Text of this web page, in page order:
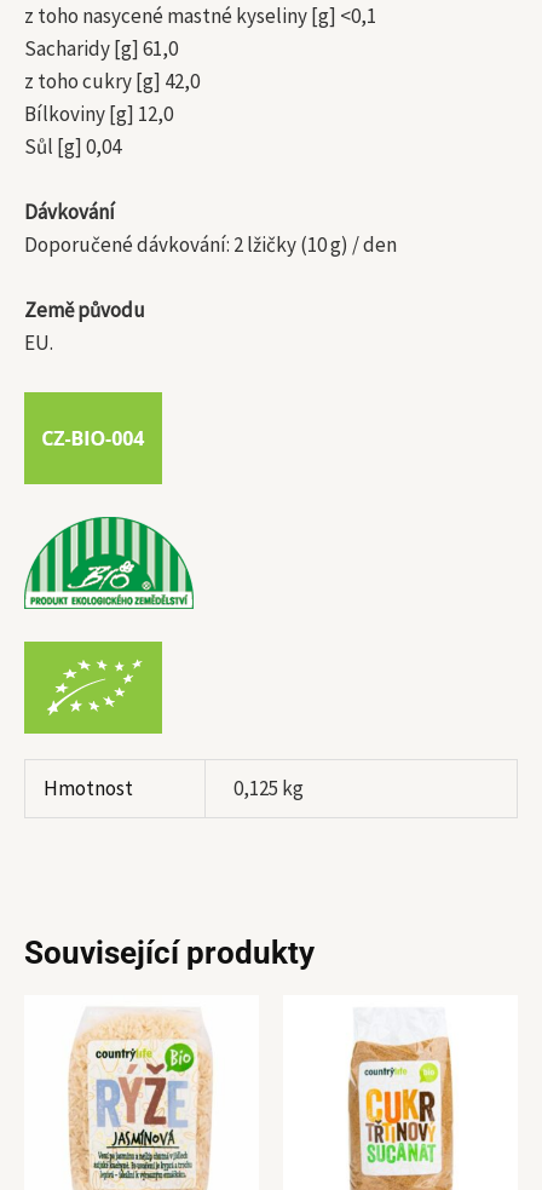
z toho nasycené mastné kyseliny [g] <0,1
Sacharidy [g] 61,0
z toho cukry [g] 42,0
Bílkoviny [g] 12,0
Sůl [g] 0,04
Dávkování
Doporučené dávkování: 2 lžičky (10 g) / den
Země původu
EU.
Hmotnost 0,125 kg
Související produkty